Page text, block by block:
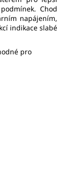
Chod
napájením,
indikace slabé
pro